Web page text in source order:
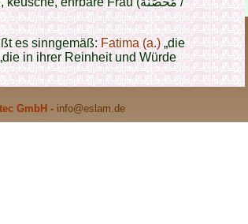
es sinngemäß:Fatima (a.)„die
in ihrer Reinheit und Würde
GmbH - info@eslam.de